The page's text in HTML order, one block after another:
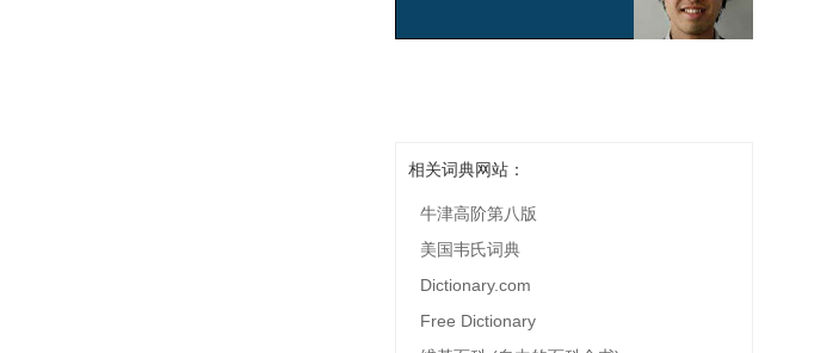
相关词典网站：
牛津高阶第八版
美国韦氏词典
Dictionary.com
Free Dictionary